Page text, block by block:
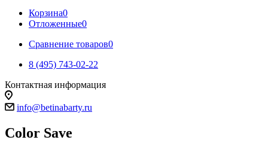
Корзина0
Отложенные0
Сравнение товаров0
8 (495) 743-02-22
Контактная информация
info@betinabarty.ru
Color Save